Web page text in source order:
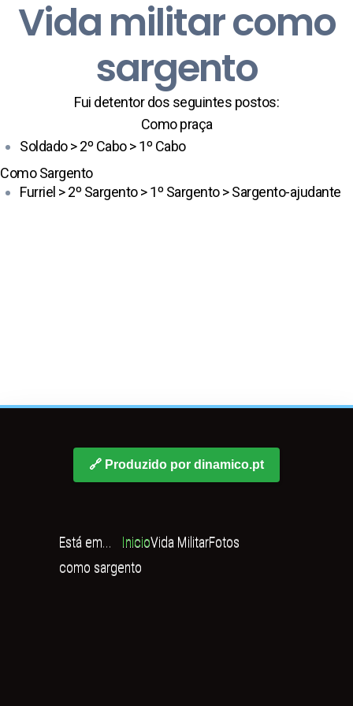
Vida militar como
sargento
Fui detentor dos seguintes postos:
Como praça
Soldado > 2º Cabo > 1º Cabo
Como Sargento
Furriel > 2º Sargento > 1º Sargento > Sargento-ajudante
🔗 Produzido por dinamico.pt
Está em... InicioVida MilitarFotos
como sargento